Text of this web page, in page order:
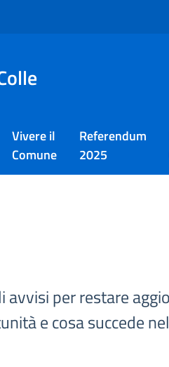
Vivere il
Comune
Referendum
2025
avvisi per restare
e cosa succede